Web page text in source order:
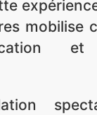
mobilise
et